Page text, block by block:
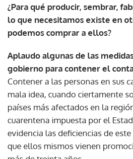
¿Para qué producir, sembrar,
lo que necesitamos existe en
podemos comprar a ellos?
Aplaudo algunas de las
gobierno para contener el
Contener a las personas en sus
mala idea, cuando ciertamente
países más afectados en la
cuarentena impuesta por el
evidencia las deficiencias de
que ellos mismos vienen